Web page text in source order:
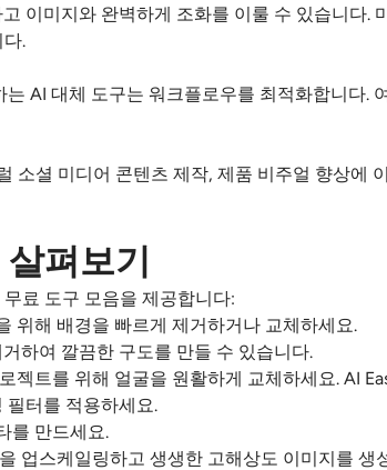
이미지와 완벽하게 조화를 이룰 수 있습니다.
.
AI 대체 도구는 워크플로우를 최적화합니다.
소셜 미디어 콘텐츠 제작, 제품 비주얼 향상에
펴보기
료 도구 모음을 제공합니다:
위해 배경을 빠르게 제거하거나 교체하세요.
하여 깔끔한 구도를 만들 수 있습니다.
젝트를 위해 얼굴을 원활하게 교체하세요. AI
필터를 적용하세요.
를 만드세요.
업스케일링하고 생생한 고해상도 이미지를 생